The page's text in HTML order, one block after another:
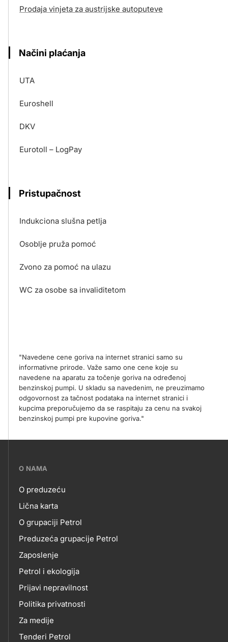
Prodaja vinjeta za austrijske autoputeve
Načini plaćanja
UTA
Euroshell
DKV
Eurotoll – LogPay
Pristupačnost
Indukciona slušna petlja
Osoblje pruža pomoć
Zvono za pomoć na ulazu
WC za osobe sa invaliditetom
"Navedene cene goriva na internet stranici samo su
informativne prirode. Važe samo one cene koje su
navedene na aparatu za točenje goriva na određenoj
benzinskoj pumpi. U skladu sa navedenim, ne preuzimamo
odgovornost za tačnost podataka na internet stranici i
kupcima preporučujemo da se raspitaju za cenu na svakoj
benzinskoj pumpi pre kupovine goriva."
???
skupno.footer-
title???
O NAMA
O
NAMA
O preduzeću
Lična karta
O grupaciji Petrol
Preduzeća grupacije Petrol
Zaposlenje
Petrol i ekologija
Prijavi nepravilnost
Politika privatnosti
Za medije
Tenderi Petrol